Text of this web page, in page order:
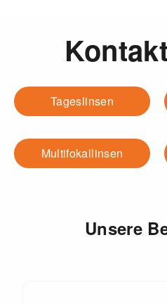
Tageslinsen
Multifokallinsen
Unsere